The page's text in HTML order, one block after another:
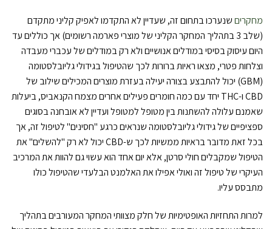
מחקריםשנערכו בתחום זה, שעדיין לא התקדמו לאפיק קליני מתקדם
(שלב 3 בתהליך המחקר הקליני של מוצרי פארמה רשומים) אך כוללים עד
היום עיסוק בסיסי במודלים אנושיים ולא רק במודלים של עכברי מעבדה
וצלחות פטרי, מצאו ראיות ברורות לכך שהטיפול בגידולי גליובלסטומה
(GBM) יכול להתבצע בצורה יעילה בעזרת מוצרים המכילים שילוב של
CBD ו-THC יחד עם כמה חומרים פעילים אחרים מצמח הקנאביס, ביעלות
שאמנם עלולה להשתנות בין מטופל למטופל ועדיין לא אובחנה בסוגים
ספציפיים של גידולי גליובלסטומה שנראים כרגע "חסינים" לטיפול זה, אך
בכל זאת מדובר בראיות ממשיות לכך ש-CBD יכול לא רק "להשלים" את
הטיפול שמקבלים חולי סרטן, אלא יום אחד הוא עשוי גם להוות את המרכיב
העיקרי של טיפול זה ואולי אפילו את האלמנט הבלעדי שהטיפול כולו
מתבסס עליו.
למרות התחזיות האופטימיות של חלק מצוותי המחקר המעורבים בתהליך